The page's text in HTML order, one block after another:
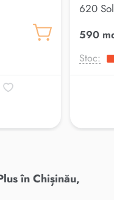
620
590
Stoc:
în Chișinău,